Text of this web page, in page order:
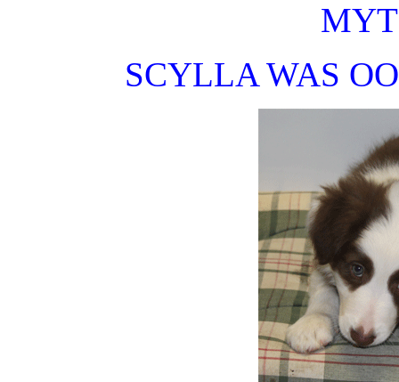
SCYLLA WAS